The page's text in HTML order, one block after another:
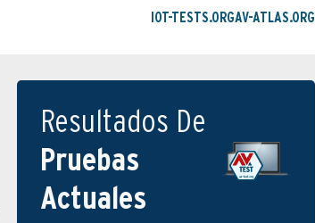
IOT-TESTS.ORGAV-ATLAS.ORG
Resultados De
Pruebas
Actuales